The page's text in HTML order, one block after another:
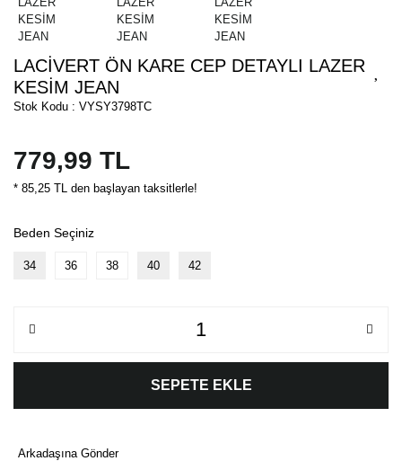
LACİVERT ÖN KARE CEP DETAYLI LAZER
KESİM JEAN
Stok Kodu : VYSY3798TC
779,99 TL
* 85,25 TL den başlayan taksitlerle!
Beden Seçiniz
34 36 38 40 42
SEPETE EKLE
Arkadaşına Gönder